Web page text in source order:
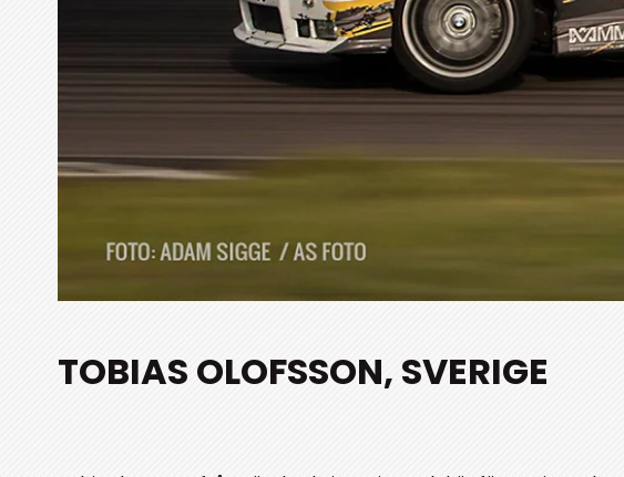
TOBIAS OLOFSSON, SVERIGE